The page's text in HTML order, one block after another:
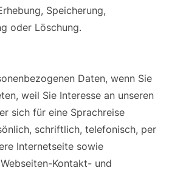
Speicherung,
oder Löschung.
Daten, wenn Sie
weil Sie Interesse an unseren
sich für eine Sprachreise
schriftlich, telefonisch, per
Internetseite sowie
Kontakt- und